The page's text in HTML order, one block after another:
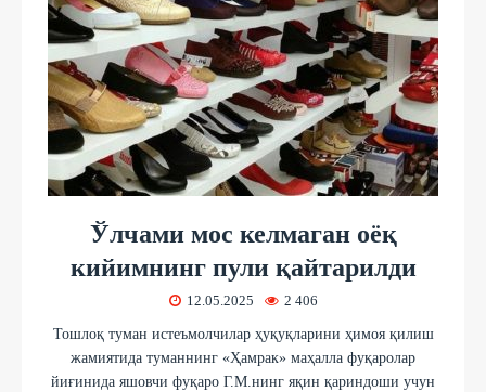
Ўлчами мос келмаган оёқ
кийимнинг пули қайтарилди
12.05.2025 2 406
Тошлоқ туман истеъмолчилар ҳуқуқларини ҳимоя қилиш
жамиятида туманнинг «Ҳамрак» маҳалла фуқаролар
йиғинида яшовчи фуқаро Г.М.нинг яқин қариндоши учун